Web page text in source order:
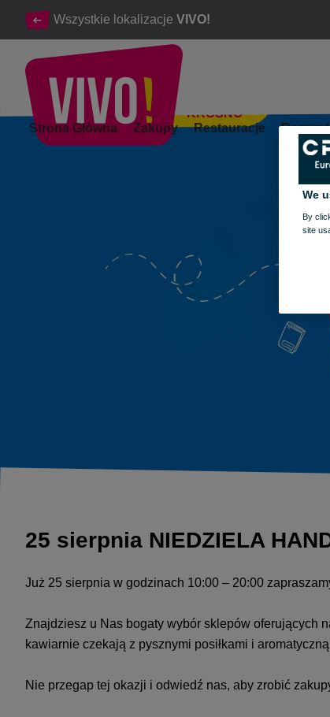
Wszystkie lokalizacje VIVO!
KROSNO
Strona Główna Zakupy Restauracje
25 sierpnia NIEDZIELA HANDLOWA
25 sierpnia NIEDZIELA
Już 25 sierpnia w godzinach 10:00 – 20:00
Znajdziesz u Nas bogaty wybór sklepów oferujących
kawiarnie czekają z pysznymi posiłkami i
Nie przegap tej okazji i odwiedź nas, aby zrobić
We
By
site